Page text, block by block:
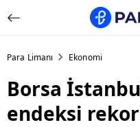
Para Limanı Ekonomi
Borsa
endeksi rekor